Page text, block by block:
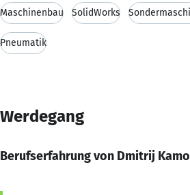
Maschinenbau SolidWorks
Pneumatik
Werdegang
Berufserfahrung von Dmitrij